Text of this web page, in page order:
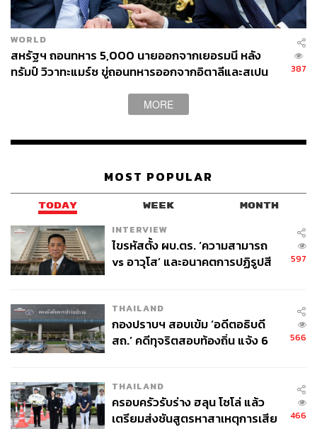
WORLD
สหรัฐฯ ถอนทหาร 5,000 นายออกจากเยอรมนี หลัง
ทรัมป์ วิวาทะแมร์ซ ขู่ถอนทหารออกจากอิตาลีและสเปน
387
MORE
MOST POPULAR
TODAY WEEK MONTH
INTERVIEW
ไขรหัสตั้ง ผบ.ตร. ‘ความสามารถ
vs อาวุโส’ และอนาคตการปฏิรูปสี
597
THAILAND
กองปราบฯ สอบเข้ม ‘อดีตอธิบดี
สถ.’ คดีทุจริตสอบท้องถิ่น แจ้ง 6
566
THAILAND
ครอบครัวรับร่าง ฮลุน โซโล่ แล้ว
เตรียมส่งชันสูตรหาสาเหตุการเสีย
466